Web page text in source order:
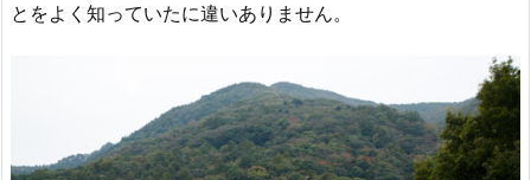
とをよく知っていたに違いありません。